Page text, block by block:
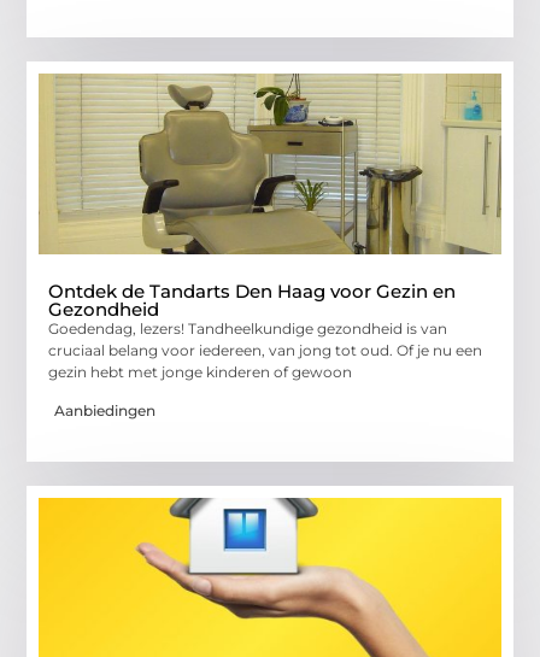
Ontdek de Tandarts Den Haag voor Gezin en
Gezondheid
Goedendag, lezers! Tandheelkundige gezondheid is van
cruciaal belang voor iedereen, van jong tot oud. Of je nu een
gezin hebt met jonge kinderen of gewoon
Aanbiedingen